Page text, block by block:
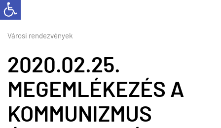
Városi rendezvények
2020.02.25.
MEGEMLÉKEZÉS A
KOMMUNIZMUS